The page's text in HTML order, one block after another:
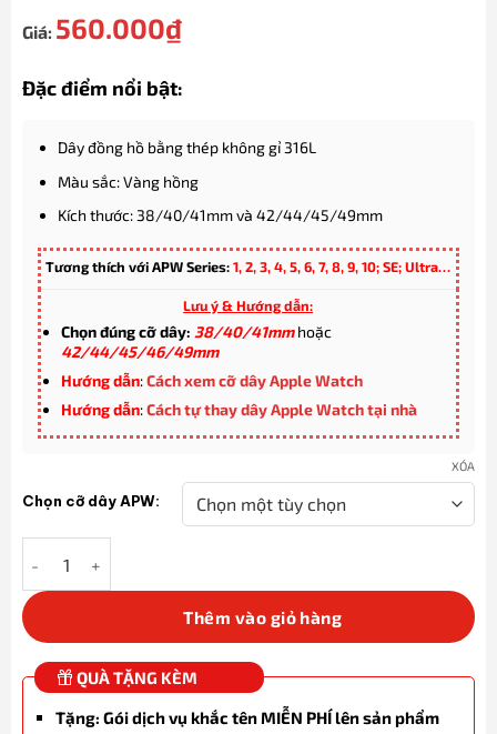
Giá: 560.000₫
Đặc điểm nổi bật:
Dây đồng hồ bằng thép không gỉ 316L
Màu sắc: Vàng hồng
Kích thước: 38/40/41mm và 42/44/45/49mm
Tương thích với APW Series:1, 2, 3, 4, 5, 6, 7, 8, 9, 10; SE; Ultra…
Lưu ý & Hướng dẫn:
Chọn đúng cỡ dây: 38/40/41mmhoặc
42/44/45/46/49mm
Hướng dẫn:Cách xem cỡ dây Apple Watch
Hướng dẫn:Cách tự thay dây Apple Watch tại nhà
Chọn cỡ dây APW:
XÓA
Thêm vào giỏ hàng
QUÀ TẶNG KÈM
Tặng: Gói dịch vụ khắc tên MIỄN PHÍ lên sản phẩm